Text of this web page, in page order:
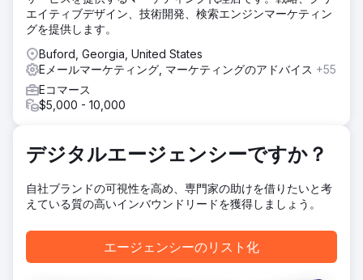
ソリューション
この課題に対処するために、私たちは大量の非ブランドキー
ワードをターゲットにしたコーナーストーン コンテンツ戦略
を実施しました。私たちの目標は、バックリンク活動に頼る
ことなく、権威と可視性を構築することでした。このコーナ
ーストーン コンテンツは、同じテーマ グループ内のロング
テール キーワードのネットワークによってサポートされ、関
連性を高める強力なブログ戦略によって支えられていまし
リプション、構造化データを使用して最適化されました。
SEO 戦略の改善により、非ブランド キーワードの可視性が
4% から 19.77% に増加し、Google、Yahoo、Bing 全体で
り、オーガニック SEO に起因する WhatsApp とメール フォ
ームを通じて 1,589 件のリードが生成されました。リードか
ら販売へのコンバージョン率は 13% で、これらのオーガニ
ック リードは約 120 万ランドの売上に影響を与え、検索可視
エイティブデザイン、技術開発、検索エンジンマーケティン
グを提供します。
Buford, Georgia, United States
Eメールマーケティング, マーケティングのアドバイス +55
Eコマース
$5,000 - 10,000
デジタルエージェンシーですか？
自社ブランドの可視性を高め、専門家の助けを借りたいと考
えている質の高いインバウンドリードを獲得しましょう。
エージェンシーのリスト化